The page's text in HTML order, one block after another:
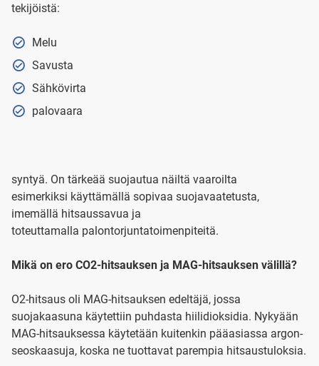
tekijöistä:
Melu
Savusta
Sähkövirta
palovaara
syntyä. On tärkeää suojautua näiltä vaaroilta
esimerkiksi käyttämällä sopivaa suojavaatetusta,
imemällä hitsaussavua ja
toteuttamalla palontorjuntatoimenpiteitä.
Mikä on ero CO2-hitsauksen ja MAG-hitsauksen välillä?
O2-hitsaus oli MAG-hitsauksen edeltäjä, jossa
suojakaasuna käytettiin puhdasta hiilidioksidia. Nykyään
MAG-hitsauksessa käytetään kuitenkin pääasiassa argon-
seoskaasuja, koska ne tuottavat parempia hitsaustuloksia.